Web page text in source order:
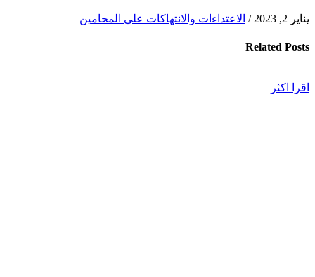
يناير 2, 2023 / الاعتداءات والانتهاكات على المحامين
Related Posts
اقرا اكثر